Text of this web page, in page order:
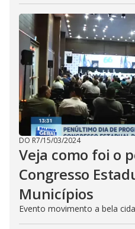
DO R7/15/03/2024
Veja como foi o
Congresso
Municípios
Evento movimento a bela